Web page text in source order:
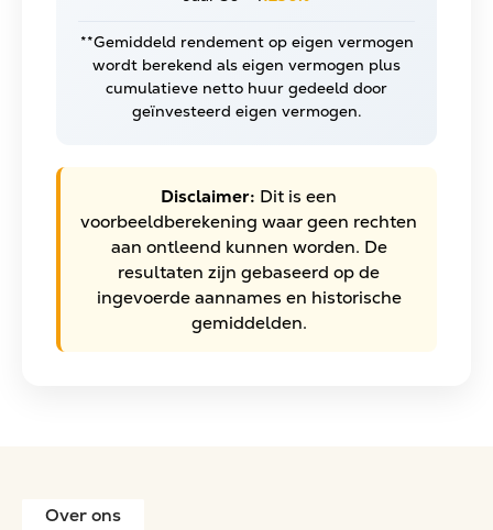
**Gemiddeld rendement op eigen vermogen
wordt berekend als eigen vermogen plus
cumulatieve netto huur gedeeld door
geïnvesteerd eigen vermogen.
Disclaimer: Dit is een
voorbeeldberekening waar geen rechten
aan ontleend kunnen worden. De
resultaten zijn gebaseerd op de
ingevoerde aannames en historische
gemiddelden.
Over ons